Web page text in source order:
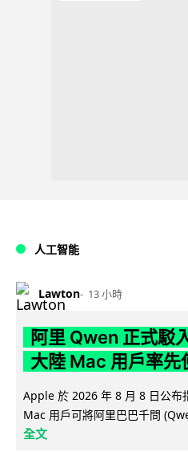
人工智能
Lawton 13 小時
阿里 Qwen 正式駁
大陸 Mac 用戶率先
Apple 於 2026 年 8 月 8 日公布
Mac 用戶可將阿里巴巴千問
全文